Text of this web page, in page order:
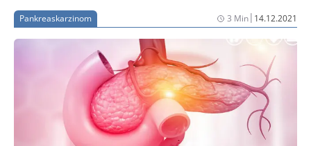
sowohl für die Hämophilie A als auch für die
Hämophilie B gentherapeutische Optionen in den
Startlöchern.
Pankreaskarzinom 3 Min| 14.12.2021